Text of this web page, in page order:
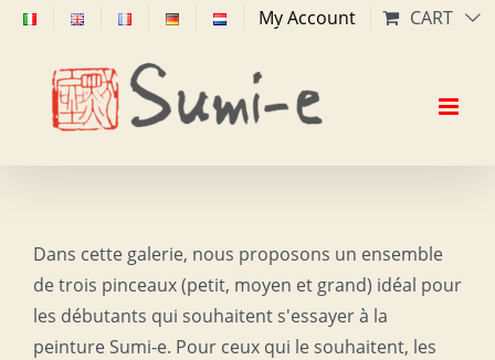
Skip
content
My Account CART
Dans cette galerie, nous proposons un ensemble
de trois pinceaux (petit, moyen et grand) idéal pour
les débutants qui souhaitent s'essayer à la
peinture Sumi-e. Pour ceux qui le souhaitent, les